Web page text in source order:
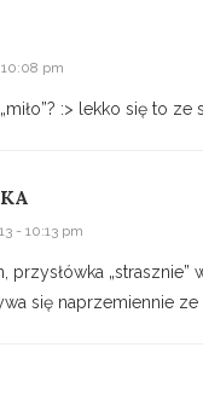
pm
:> lekko się to ze
- 10:13 pm
przysłówka „strasznie”
się naprzemiennie ze